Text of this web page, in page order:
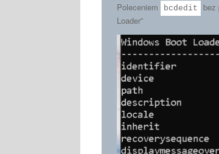
Poleceniem
bcdedit
bez
Loader”